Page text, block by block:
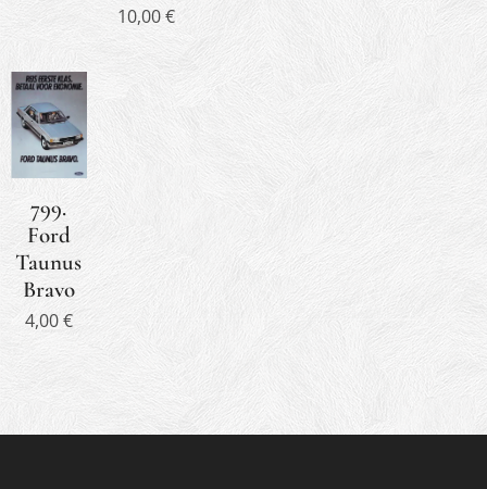
10,00€
799.
Ford
Taunus
Bravo
4,00€